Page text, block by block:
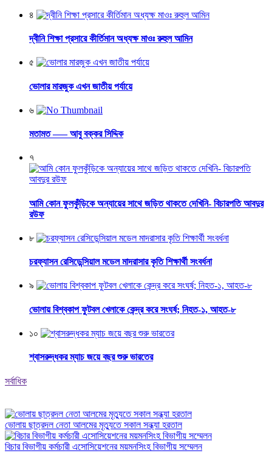
৪
দ্বীনি শিক্ষা প্রসারে কীর্তিমান অধ্যক্ষ মাওঃ রুহুল আমিন
৫
ভোলার মারজুক এখন জাতীয় পর্যায়ে
৬
মতামত —– আবু বক্কর সিদ্দিক
৭
আমি কোন ফুলকুঁড়িকে অন্যায়ের সাথে জড়িত থাকতে দেখিনি- বিচারপতি আবদুর
রউফ
৮
চরফ্যাসন রেসিডেন্সিয়াল মডেল মাদরাসার কৃতি শিক্ষার্থী সংবর্ধনা
৯
ভোলায় বিশ্বকাপ ফুটবল খেলাকে কেন্দ্র করে সংঘর্ষ; নিহত-১, আহত-৮
১০
শ্বাসরুদ্ধকর ম্যাচ জয়ে বছর শুরু ভারতের
সর্বাধিক
ভোলায় ছাত্রদল নেতা আলমের মৃত্যুতে সকাল সন্ধ্যা হরতাল
বিচার বিভাগীয় কর্মচারী এসোসিয়েশনের ময়মনসিংহ বিভাগীয় সম্মেলন